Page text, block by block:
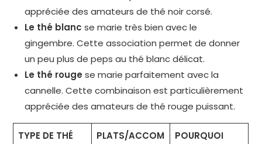
appréciée des amateurs de thé noir corsé.
Le thé blanc se marie très bien avec le
gingembre. Cette association permet de donner
un peu plus de peps au thé blanc délicat.
Le thé rougese marie parfaitement avec la
cannelle. Cette combinaison est particulièrement
appréciée des amateurs de thé rouge puissant.
TYPE DE THÉ
PLATS/ACCOM
POURQUOI